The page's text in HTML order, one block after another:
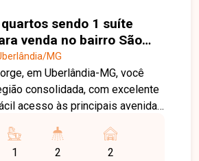
sendo 1 suíte
venda no bairro São
MG
MG
em Uberlândia-MG, você
consolidada, com excelente
acesso às principais avenidas
e diversos comércios,
praticidade e qualidade de vida.
1 2 2